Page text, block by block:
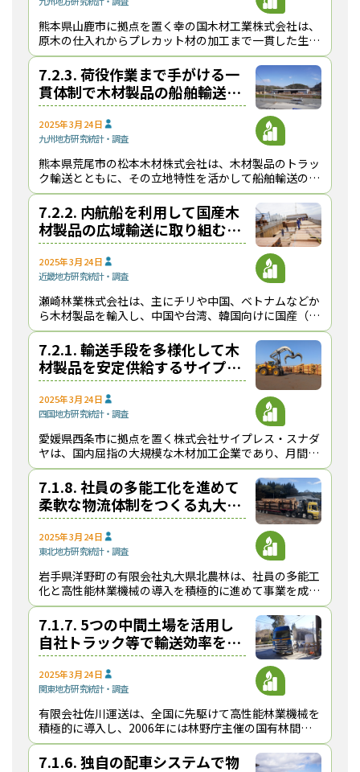
熊本県山鹿市に拠点を置く幸の国木材工業株式会社は、
原木の仕入れからプレカット材の加工まで一貫した生産
体制を確立している 。2023年７月に環境配慮型住宅に
強みを持つハウスメーカー・株式会社Lib Wo
7.2.3. 荷役作業まで手がける一
貫体制で木材製品の船舶輸送を
進める松本木材【健全で持続可
能な原木・製品輸送の発展に向
けて】
2025年3月24日
九州地方研究統計・調査
熊本県荒尾市の松本木材株式会社は、木材製品のトラッ
ク輸送とともに、その立地特性を活かして船舶輸送の利
用を進めている。同社は、船舶輸送に必要な港湾での荷
役作業までを一貫して自社で行うことで、輸送システム
7.2.2. 内航船を利用して国産木
材製品の広域輸送に取り組む瀬
崎林業【健全で持続可能な原
木・製品輸送の発展に向けて】
2025年3月24日
近畿地方研究統計・調査
瀬崎林業株式会社は、主にチリや中国、ベトナムなどか
ら木材製品を輸入し、中国や台湾、韓国向けに国産（日
本産）の原木を輸出している木材商社である 。また、
近年は国産の木材製品輸送にも注力しており、内航船を
7.2.1. 輸送手段を多様化して木
材製品を安定供給するサイプレ
ス・スナダヤ【健全で持続可能
な原木・製品輸送の発展に向け
て】
2025年3月24日
四国地方研究統計・調査
愛媛県西条市に拠点を置く株式会社サイプレス・スナダ
ヤは、国内屈指の大規模な木材加工企業であり、月間原
木消費量は約２万5,000ｍ³、製品出荷量は約１万
2,000m³に上る 。同社は、早い段階から「物流
7.1.8. 社員の多能工化を進めて
柔軟な物流体制をつくる丸大県
北農林【健全で持続可能な原
木・製品輸送の発展に向けて】
2025年3月24日
東北地方研究統計・調査
岩手県洋野町の有限会社丸大県北農林は、社員の多能工
化と高性能林業機械の導入を積極的に進めて事業を成長
させている林業事業体である 。多能工としての技術力
を高めた社員が高性能林業機械やトラックを臨機応変に
7.1.7. 5つの中間土場を活用し
自社トラック等で輸送効率を高
める佐川運送【健全で持続可能
な原木・製品輸送の発展に向け
て】
2025年3月24日
関東地方研究統計・調査
有限会社佐川運送は、全国に先駆けて高性能林業機械を
積極的に導入し、2006年には林野庁主催の国有林間伐
推進コンクールで最優秀賞を受賞するなど、先進的な林
業事業体として知られている 。年間の素材生産量は
7.1.6. 独自の配車システムで物